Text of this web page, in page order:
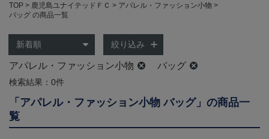
TOP 鹿児島ユナイテッドＦＣ
アパレル・ファッション小物
バッグ の商品一覧
絞り込み
アパレル・ファッション小物 バッグ
検索結果：0件
「アパレル・ファッション小物 バッグ」の商品一
覧